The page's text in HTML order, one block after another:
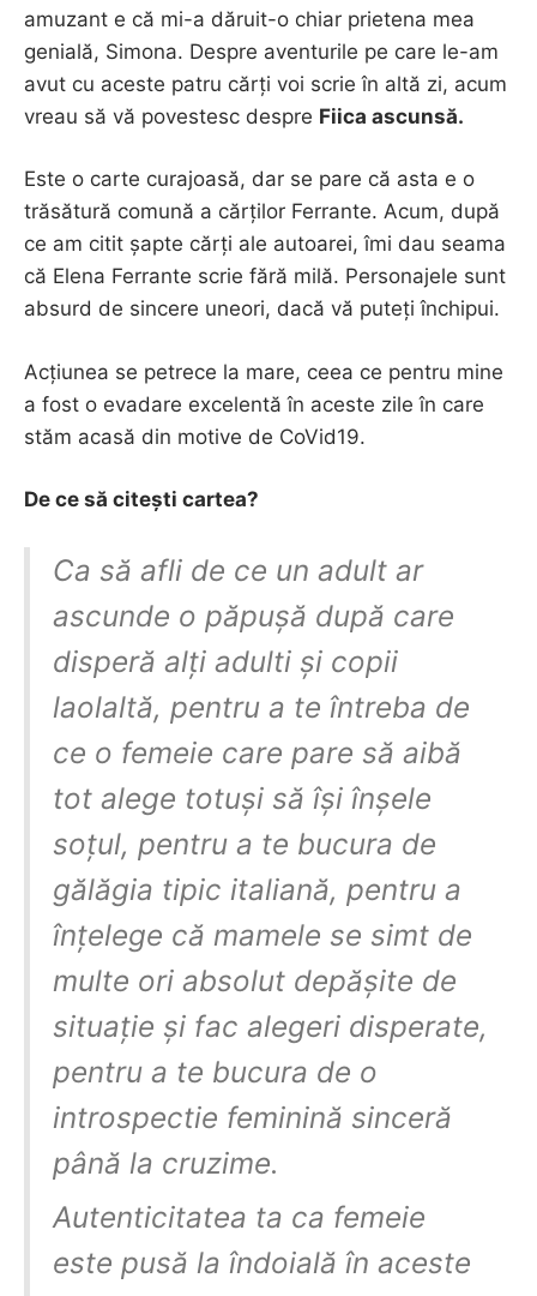
amuzant e că mi-a dăruit-o chiar prietena mea
genială, Simona. Despre aventurile pe care le-am
avut cu aceste patru cărți voi scrie în altă zi, acum
vreau să vă povestesc despre Fiica ascunsă.
Este o carte curajoasă, dar se pare că asta e o
trăsătură comună a cărților Ferrante. Acum, după
ce am citit șapte cărți ale autoarei, îmi dau seama
că Elena Ferrante scrie fără milă. Personajele sunt
absurd de sincere uneori, dacă vă puteți închipui.
Acțiunea se petrece la mare, ceea ce pentru mine
a fost o evadare excelentă în aceste zile în care
stăm acasă din motive de CoVid19.
De ce să citești cartea?
Ca să afli de ce un adult ar
ascunde o păpușă după care
disperă alți adulti și copii
laolaltă, pentru a te întreba de
ce o femeie care pare să aibă
tot alege totuși să își înșele
soțul, pentru a te bucura de
gălăgia tipic italiană, pentru a
înțelege că mamele se simt de
multe ori absolut depășite de
situație și fac alegeri disperate,
pentru a te bucura de o
introspectie feminină sinceră
până la cruzime.
Autenticitatea ta ca femeie
este pusă la îndoială în aceste